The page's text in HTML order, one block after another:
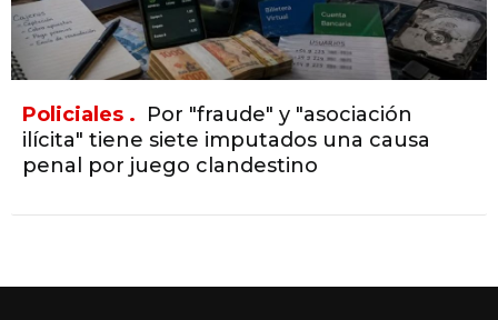
Policiales . Por "fraude" y "asociación
ilícita" tiene siete imputados una causa
penal por juego clandestino